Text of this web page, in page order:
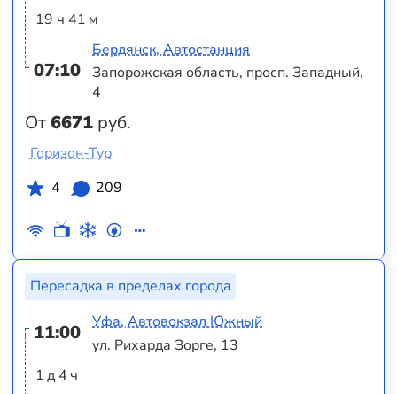
19 ч 41 м
07:10
От6671 руб.
Бердянск, Автостанция
Запорожская область, просп. Западный,
4
Горизон-Тур
4
209
Пересадка в пределах города
11:00
1 д 4 ч
Уфа, Автовокзал Южный
ул. Рихарда Зорге, 13